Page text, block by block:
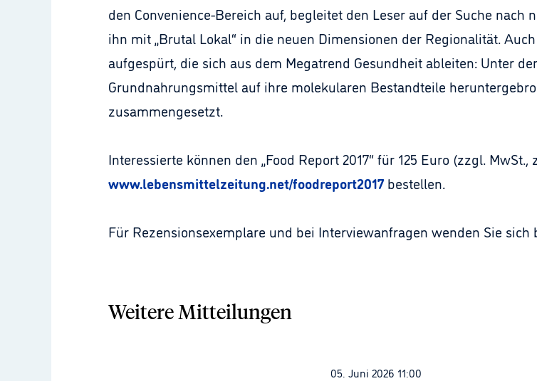
den Convenience-Bereich auf, begleitet den Leser auf der Suche
ihn mit „Brutal Lokal“ in die neuen Dimensionen der Regionalität.
aufgespürt, die sich aus dem Megatrend Gesundheit ableiten: Unter
Grundnahrungsmittel auf ihre molekularen Bestandteile
zusammengesetzt.
Interessierte können den „Food Report 2017“ für 125 Euro (zzgl.
www.lebensmittelzeitung.net/foodreport2017 bestellen.
Für Rezensionsexemplare und bei Interviewanfragen wenden Sie
Weitere Mitteilungen
05. Juni 2026 11:00